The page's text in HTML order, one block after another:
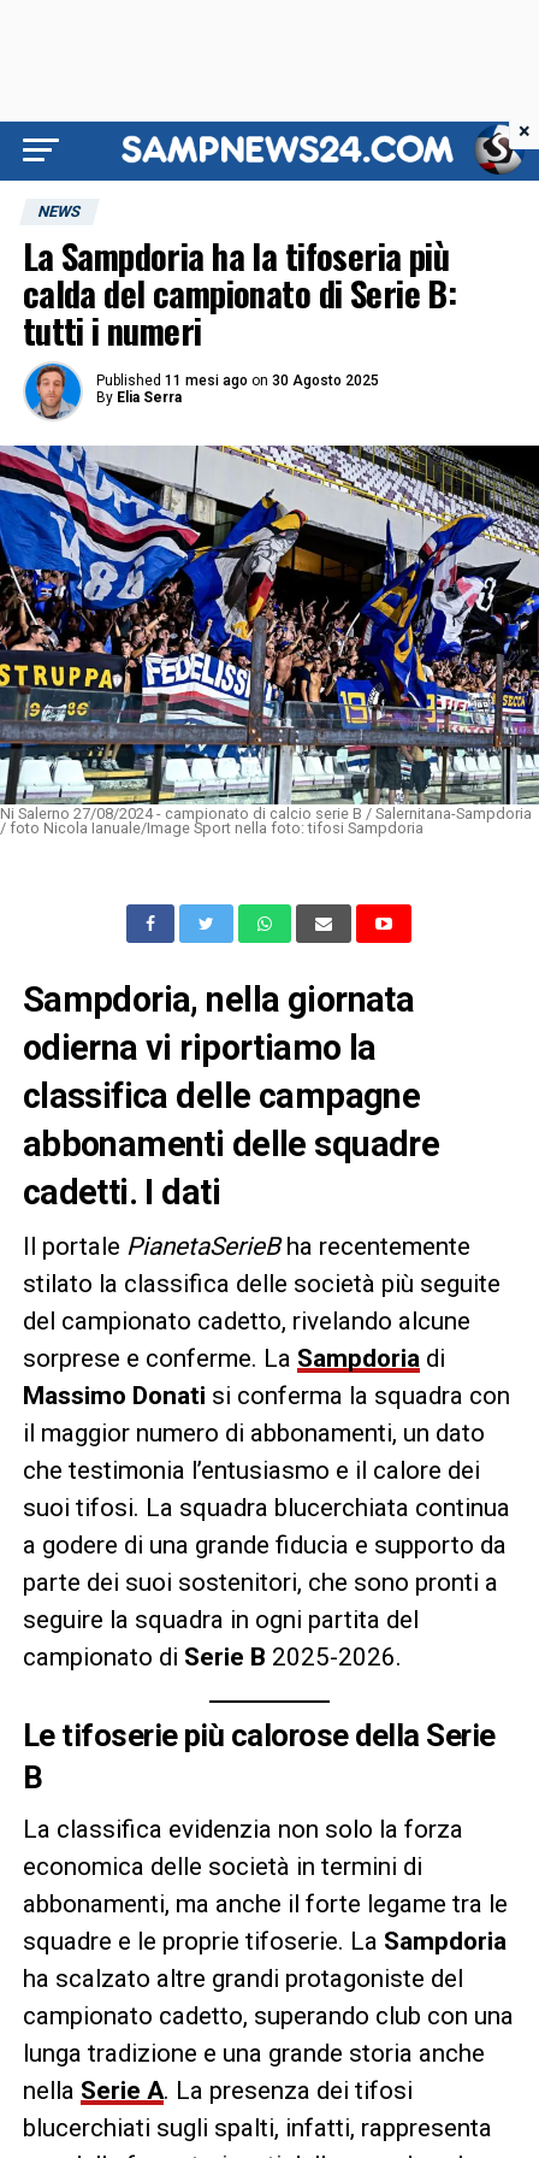
NEWS
La Sampdoria ha la tifoseria più
calda del campionato di Serie B:
tutti i numeri
Published 11 mesi ago on 30 Agosto 2025
By Elia Serra
Ni Salerno 27/08/2024 - campionato di calcio serie B / Salernitana-Sampdoria
/ foto Nicola Ianuale/Image Sport nella foto: tifosi Sampdoria
Sampdoria, nella giornata
odierna vi riportiamo la
classifica delle campagne
abbonamenti delle squadre
cadetti. I dati
Il portale PianetaSerieBha recentemente
stilato la classifica delle società più seguite
del campionato cadetto, rivelando alcune
sorprese e conferme. La Sampdoriadi
Massimo Donati si conferma la squadra con
il maggior numero di abbonamenti, un dato
che testimonia l’entusiasmo e il calore dei
suoi tifosi. La squadra blucerchiata continua
a godere di una grande fiducia e supporto da
parte dei suoi sostenitori, che sono pronti a
seguire la squadra in ogni partita del
campionato di Serie B 2025-2026.
Le tifoserie più calorose della Serie
B
La classifica evidenzia non solo la forza
economica delle società in termini di
abbonamenti, ma anche il forte legame tra le
squadre e le proprie tifoserie. La Sampdoria
ha scalzato altre grandi protagoniste del
campionato cadetto, superando club con una
lunga tradizione e una grande storia anche
nella Serie A. La presenza dei tifosi
blucerchiati sugli spalti, infatti, rappresenta
×